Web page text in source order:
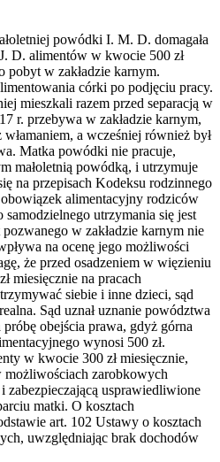
powódki I. M. D. domagała
D. alimentów w kwocie 500 zł
pobyt w zakładzie karnym.
córki po podjęciu pracy.
mieszkali razem przed separacją w
r. przebywa w zakładzie karnym,
a wcześniej również był
Matka powódki nie pracuje,
małoletnią powódką, i utrzymuje
na przepisach Kodeksu rodzinnego
alimentacyjny rodziców
utrzymania się jest
w zakładzie karnym nie
na ocenę jego możliwości
że przed osadzeniem w więzieniu
miesięcznie na pracach
siebie i inne dzieci, sąd
Sąd uznał uznanie powództwa
obejścia prawa, gdyż górna
wynosi 500 zł.
w kwocie 300 zł miesięcznie,
możliwościach zarobkowych
zabezpieczającą usprawiedliwione
matki. O kosztach
art. 102 Ustawy o kosztach
uwzględniając brak dochodów